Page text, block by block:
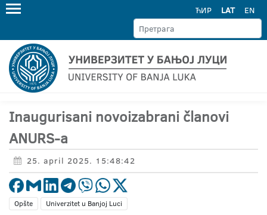
ЋИР LAT EN
Inaugurisani novoizabrani članovi
ANURS-a
25. april 2025. 15:48:42
Opšte Univerzitet u Banjoj Luci